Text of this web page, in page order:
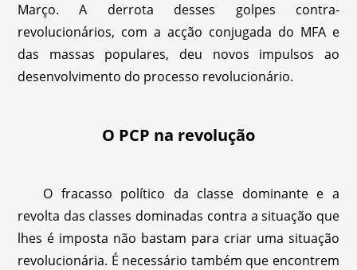
Março. A derrota desses golpes contra-
revolucionários, com a acção conjugada do MFA e
das massas populares, deu novos impulsos ao
desenvolvimento do processo revolucionário.
O PCP na revolução
O fracasso político da classe dominante e a
revolta das classes dominadas contra a situação que
lhes é imposta não bastam para criar uma situação
revolucionária. É necessário também que encontrem